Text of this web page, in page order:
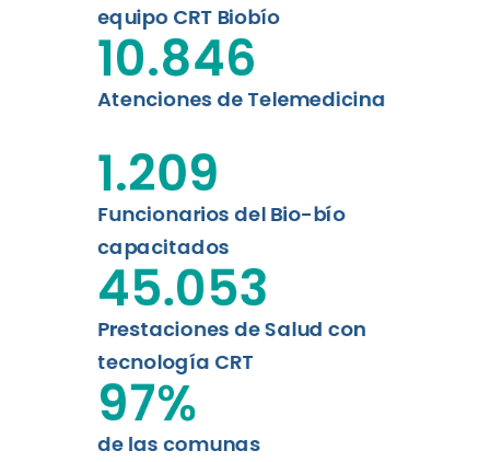
equipo CRT Biobío
Atenciones de Telemedicina
10.846
Funcionarios del Bio-bío
capacitados
1.209
Prestaciones de Salud con
tecnología CRT
45.053
de las comunas
97%